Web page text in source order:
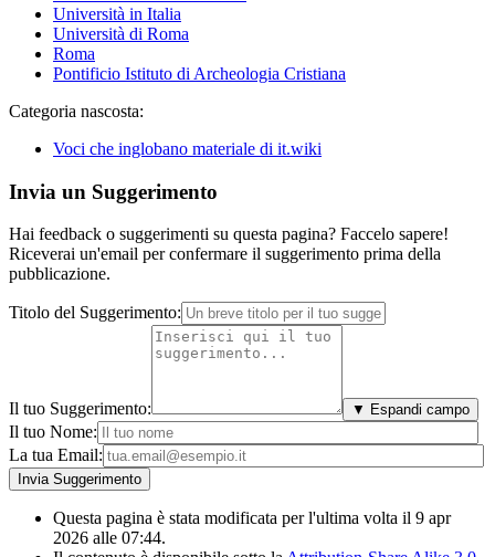
Università in Italia
Università di Roma
Roma
Pontificio Istituto di Archeologia Cristiana
Categoria nascosta:
Voci che inglobano materiale di it.wiki
Invia un Suggerimento
Hai feedback o suggerimenti su questa pagina? Faccelo sapere!
Riceverai un'email per confermare il suggerimento prima della
pubblicazione.
Titolo del Suggerimento:
Il tuo Suggerimento: ▼ Espandi campo
Il tuo Nome:
La tua Email:
Questa pagina è stata modificata per l'ultima volta il 9 apr
2026 alle 07:44.